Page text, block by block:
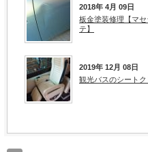
2018年 4月 09日
板金塗装修理【マ
テ】
2019年 12月 08日
観光バスのシート